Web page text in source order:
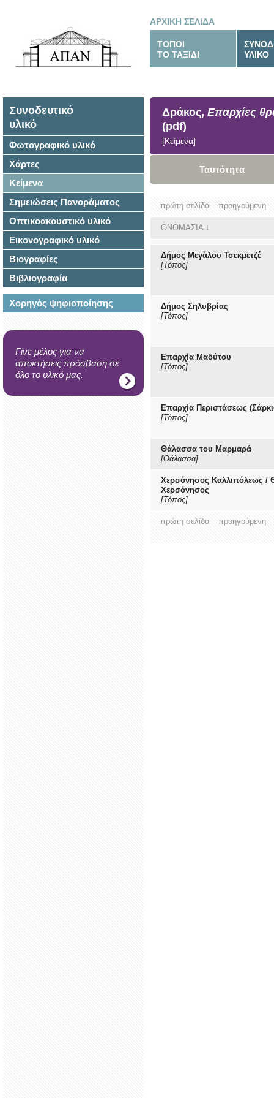
ΑΡΧΙΚΗ ΣΕΛΙΔΑ
ΤΟΠΟΙ
ΤΟ ΤΑΞΙΔΙ
ΥΛΙΚΟ
Συνοδευτικό
υλικό
Φωτογραφικό υλικό
Χάρτες
Κείμενα
Σημειώσεις Πανοράματος
Οπτικοακουστικό υλικό
Εικονογραφικό υλικό
Βιογραφίες
Βιβλιογραφία
Χορηγός ψηφιοποίησης
Γίνε μέλος για να
αποκτήσεις πρόσβαση σε
όλο το υλικό μας.
Δράκος, Επαρχίες
(pdf)
[Κείμενα]
Ταυτότητα
πρώτη σελίδα προηγούμενη
ΟΝΟΜΑΣΙΑ↓
Δήμος Μεγάλου Τσεκμετζέ
[Τόπος]
Δήμος Σηλυβρίας
[Τόπος]
Επαρχία Μαδύτου
[Τόπος]
Επαρχία Περιστάσεως
[Τόπος]
Θάλασσα του Μαρμαρά
[Θάλασσα]
Χερσόνησος Καλλιπόλεως /
Χερσόνησος
[Τόπος]
πρώτη σελίδα προηγούμενη